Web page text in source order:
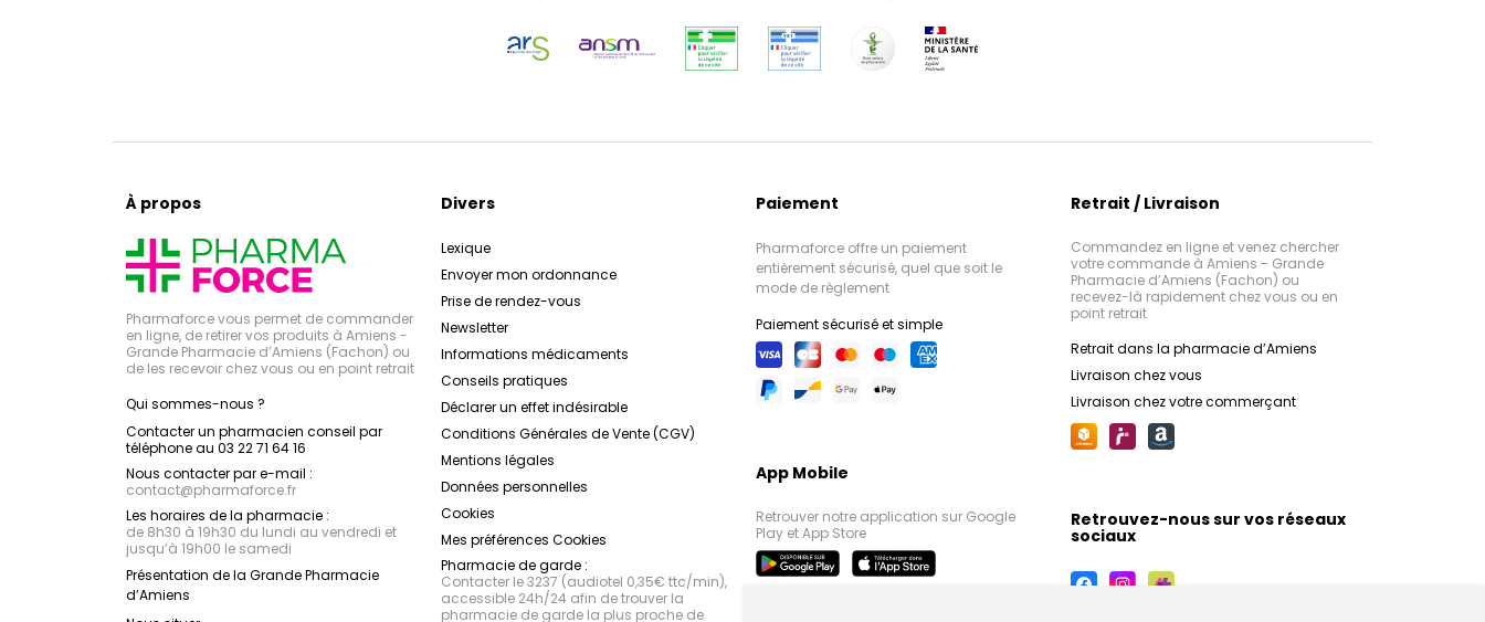
À propos
Pharmaforce vous permet de commander
en ligne, de retirer vos produits à Amiens -
Grande Pharmacie d’Amiens (Fachon) ou
de les recevoir chez vous ou en point retrait
Qui sommes-nous ?
Contacter un pharmacien conseil par
téléphone au 03 22 71 64 16
Nous contacter par e-mail :
contact@pharmaforce.fr
Les horaires de la pharmacie :
de 8h30 à 19h30 du lundi au vendredi et
jusqu’à 19h00 le samedi
Présentation de la Grande Pharmacie
d’Amiens
Divers
Lexique
Envoyer mon ordonnance
Prise de rendez-vous
Newsletter
Informations médicaments
Conseils pratiques
Déclarer un effet indésirable
Conditions Générales de Vente (CGV)
Mentions légales
Données personnelles
Cookies
Mes préférences Cookies
Pharmacie de garde :
Contacter le 3237 (audiotel 0,35€ ttc/min),
accessible 24h/24 afin de trouver la
pharmacie de garde la plus proche de
Paiement
Pharmaforce offre un paiement
entièrement sécurisé, quel que soit le
mode de règlement
Paiement sécurisé et simple
App Mobile
Retrouver notre application sur Google
Play et App Store
Retrait / Livraison
Commandez en ligne et venez chercher
votre commande à Amiens - Grande
Pharmacie d’Amiens (Fachon) ou
recevez-là rapidement chez vous ou en
point retrait
Retrait dans la pharmacie d’Amiens
Livraison chez vous
Livraison chez votre commerçant
Retrouvez-nous sur vos réseaux
sociaux